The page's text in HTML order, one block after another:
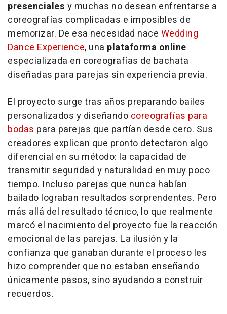
presenciales y muchas no desean enfrentarse a
coreografías complicadas e imposibles de
memorizar. De esa necesidad nace Wedding
Dance Experience, una plataforma online
especializada en coreografías de bachata
diseñadas para parejas sin experiencia previa.
El proyecto surge tras años preparando bailes
personalizados y diseñando coreografías para
bodas para parejas que partían desde cero. Sus
creadores explican que pronto detectaron algo
diferencial en su método: la capacidad de
transmitir seguridad y naturalidad en muy poco
tiempo. Incluso parejas que nunca habían
bailado lograban resultados sorprendentes. Pero
más allá del resultado técnico, lo que realmente
marcó el nacimiento del proyecto fue la reacción
emocional de las parejas. La ilusión y la
confianza que ganaban durante el proceso les
hizo comprender que no estaban enseñando
únicamente pasos, sino ayudando a construir
recuerdos.